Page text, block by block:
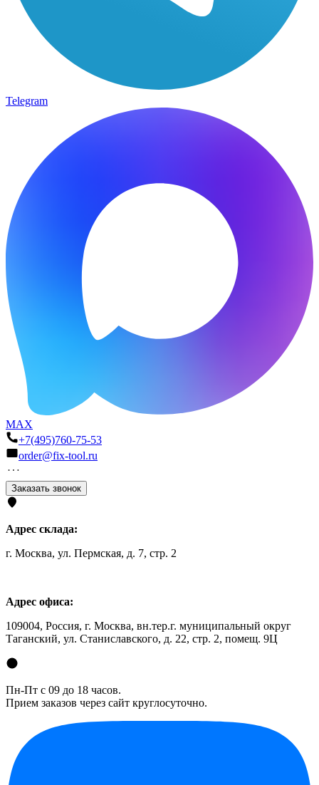
Telegram
MAX
+7(495)760-75-53
order@fix-tool.ru
Заказать звонок
Адрес склада:
г. Москва, ул. Пермская, д. 7, стр. 2
Адрес офиса:
109004, Россия, г. Москва, вн.тер.г. муниципальный округ
Таганский, ул. Станиславского, д. 22, стр. 2, помещ. 9Ц
Пн-Пт с 09 до 18 часов.
Прием заказов через сайт круглосуточно.